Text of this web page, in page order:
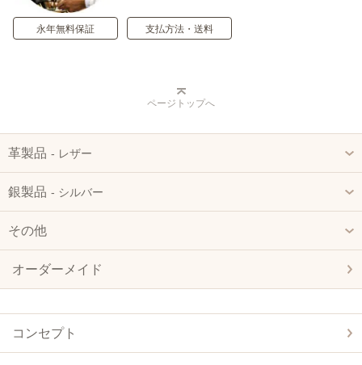
永年無料保証 支払方法・送料
ページトップへ
革製品 ‐ レザー
銀製品 ‐ シルバー
その他
オーダーメイド
コンセプト